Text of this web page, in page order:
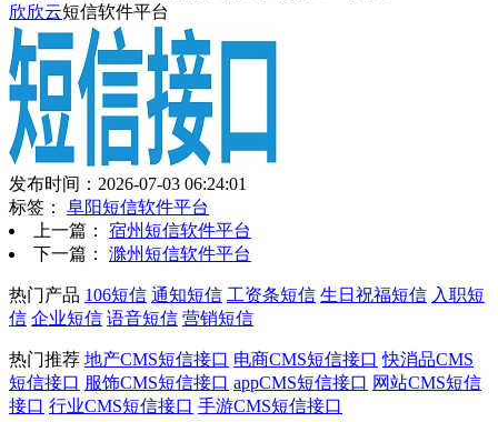
欣欣云短信软件平台
发布时间：2026-07-03 06:24:01
标签： 阜阳短信软件平台
上一篇： 宿州短信软件平台
下一篇： 滁州短信软件平台
热门产品 106短信 通知短信 工资条短信 生日祝福短信 入职短
信 企业短信 语音短信 营销短信
热门推荐 地产CMS短信接口 电商CMS短信接口 快消品CMS
短信接口 服饰CMS短信接口 appCMS短信接口 网站CMS短信
接口 行业CMS短信接口 手游CMS短信接口